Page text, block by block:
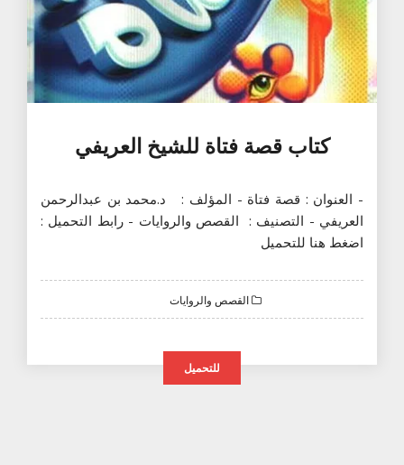
كتاب قصة فتاة للشيخ العريفي
- العنوان : قصة فتاة - المؤلف : د.محمد بن عبدالرحمن
العريفي - التصنيف : القصص والروايات - رابط التحميل :
اضغط هنا للتحميل
القصص والروايات
للتحميل